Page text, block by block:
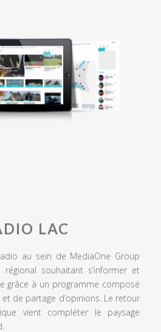
LAC
au sein de MediaOne Group
souhaitant s’informer et
grâce à un programme composé
de partage d’opinions. Le retour
vient compléter le paysage